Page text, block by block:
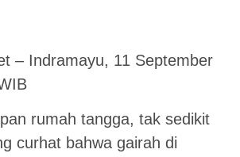
– Indramayu, 11 September
rumah tangga, tak sedikit
curhat bahwa gairah di